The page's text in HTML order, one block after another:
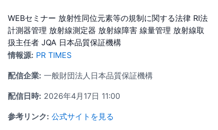
WEBセミナー 放射性同位元素等の規制に関する法律 RI法
計測器管理 放射線測定器 放射線障害 線量管理 放射線取
扱主任者 JQA 日本品質保証機構
情報源: PR TIMES
配信企業: 一般財団法人日本品質保証機構
配信日時: 2026年4月17日 11:00
参考リンク: 公式サイトを見る